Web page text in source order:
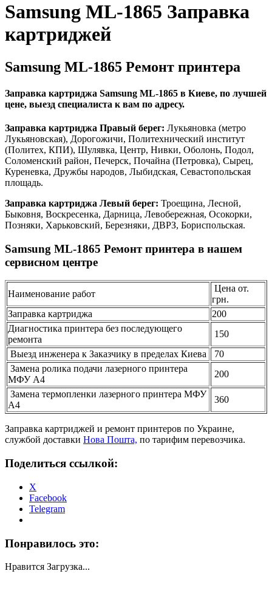
Samsung ML-1865 Заправка
картриджей
Samsung ML-1865 Ремонт принтера
Заправка картриджа Samsung ML-1865 в Киеве, по лучшей
цене, выезд специалиста к вам по адресу.
Заправка картриджа Правый берег: Лукьяновка (метро
Лукьяновская), Дорогожичи, Политехнический институт
(Политех, КПИ), Шулявка, Центр, Нивки, Оболонь, Подол,
Соломенский район, Печерск, Почайна (Петровка), Сырец,
Куреневка, Дружбы народов, Лыбидская, Севастопольская
площадь.
Заправка картриджа Левый берег: Троещина, Лесной,
Быковня, Воскресенка, Дарница, Левобережная, Осокорки,
Позняки, Харьковский, Березняки, ДВРЗ, Бориспольская.
Samsung ML-1865 Ремонт принтера в нашем
сервисном центре
Наименование работ
Цена от.
грн.
Заправка картриджа
200
Диагностика принтера без последующего
ремонта
150
Выезд инженера к Заказчику в пределах Киева
70
Замена ролика подачи лазерного принтера
МФУ А4
200
Замена термопленки лазерного принтера МФУ
А4
360
Заправка картриджей и ремонт принтеров по Украине,
службой доставки Нова Пошта, по тарифим перевозчика.
Поделиться ссылкой:
X
Facebook
Telegram
Понравилось это:
Нравится Загрузка...